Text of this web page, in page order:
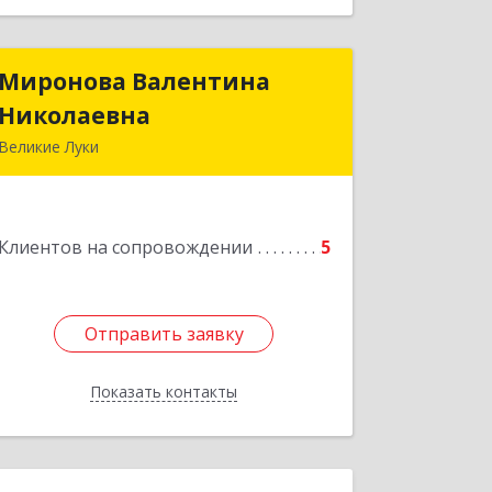
Миронова Валентина
Николаевна
Великие Луки
Клиентов на сопровождении 5
Отправить заявку
Показать контакты
Миронова Валентина
Отправить заявку
Назад